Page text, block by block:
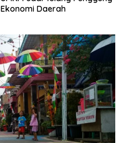
Ekonomi Daerah